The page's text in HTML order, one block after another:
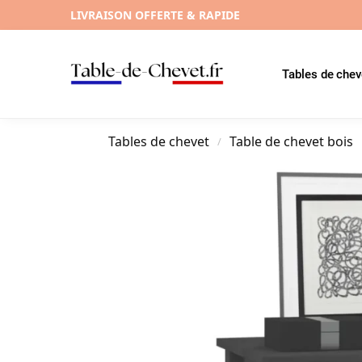
LIVRAISON OFFERTE & RAPIDE
Tables de
Tables de chevet / Table de chevet bois